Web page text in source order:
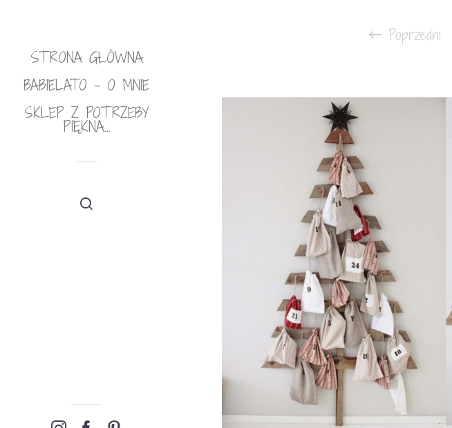
STRONA GŁÓWNA
BABIELATO – O MNIE
SKLEP Z POTRZEBY
PIĘKNA…
Poprzedni